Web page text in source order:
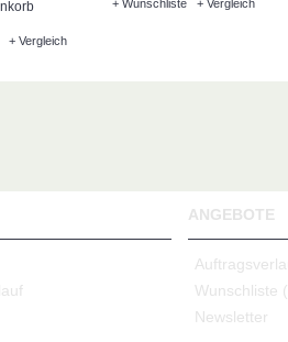
+ Vergleich
+ Wunschliste + Vergleich
ANGEBOTE
Wunschliste (
Newsletter